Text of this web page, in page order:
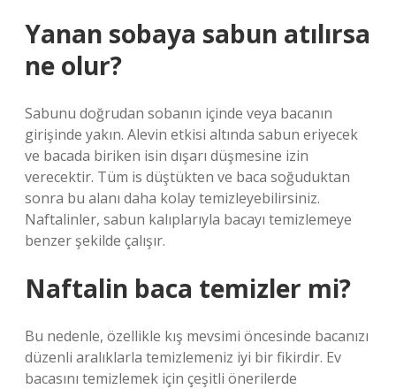
Yanan sobaya sabun atılırsa
ne olur?
Sabunu doğrudan sobanın içinde veya bacanın
girişinde yakın. Alevin etkisi altında sabun eriyecek
ve bacada biriken isin dışarı düşmesine izin
verecektir. Tüm is düştükten ve baca soğuduktan
sonra bu alanı daha kolay temizleyebilirsiniz.
Naftalinler, sabun kalıplarıyla bacayı temizlemeye
benzer şekilde çalışır.
Naftalin baca temizler mi?
Bu nedenle, özellikle kış mevsimi öncesinde bacanızı
düzenli aralıklarla temizlemeniz iyi bir fikirdir. Ev
bacasını temizlemek için çeşitli önerilerde